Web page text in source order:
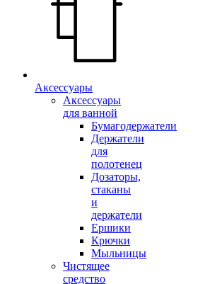
Аксессуары
Аксессуары
для ванной
Бумагодержатели
Держатели
для
полотенец
Дозаторы,
стаканы
и
держатели
Ершики
Крючки
Мыльницы
Чистящее
средство